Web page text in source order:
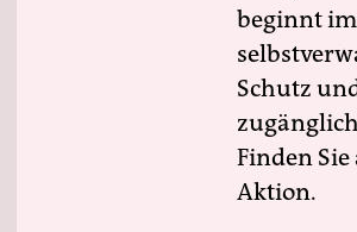
beginnt
Schutz
Finden
Aktion.